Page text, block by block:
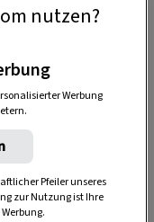
nutzen?
Werbung
Pfeiler unseres
zur Nutzung ist Ihre